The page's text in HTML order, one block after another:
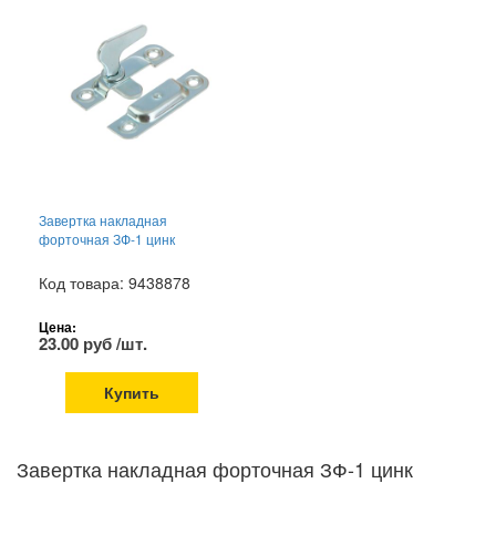
Завертка накладная
форточная ЗФ-1 цинк
Код товара: 9438878
Цена:
23.00 руб /шт.
Купить
Завертка накладная форточная ЗФ-1 цинк